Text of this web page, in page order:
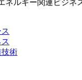
ネルギー関連ビジネ
術